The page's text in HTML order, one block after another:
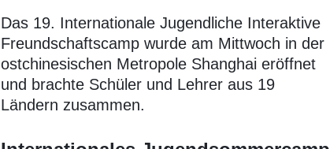
Das 19. Internationale Jugendliche Interaktive
Freundschaftscamp wurde am Mittwoch in der
ostchinesischen Metropole Shanghai eröffnet
und brachte Schüler und Lehrer aus 19
Ländern zusammen.